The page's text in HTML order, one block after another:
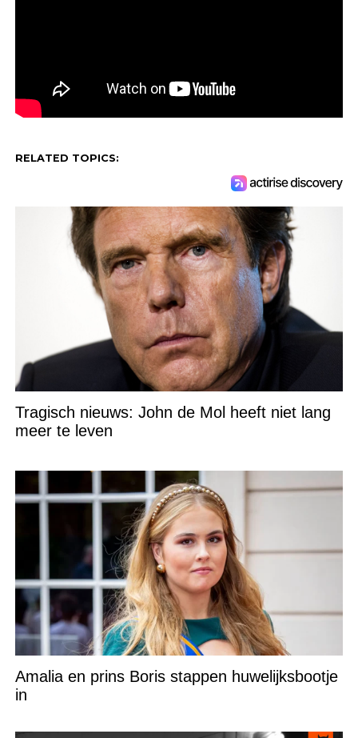
RELATED TOPICS:
Tragisch nieuws: John de Mol heeft niet lang
meer te leven
Amalia en prins Boris stappen huwelijksbootje
in